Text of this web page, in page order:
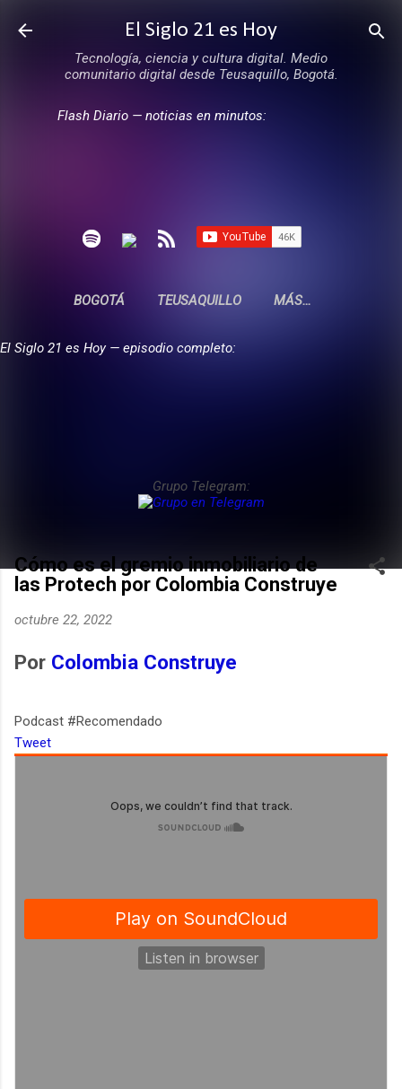
Ir al contenido principal
El Siglo 21 es Hoy
Tecnología, ciencia y cultura digital. Medio
comunitario digital desde Teusaquillo, Bogotá.
Flash Diario — noticias en minutos:
BOGOTÁ TEUSAQUILLO MÁS…
El Siglo 21 es Hoy — episodio completo:
Grupo Telegram:
Cómo es el gremio inmobiliario de
las Protech por Colombia Construye
octubre 22, 2022
Por Colombia Construye
Podcast #Recomendado
Tweet